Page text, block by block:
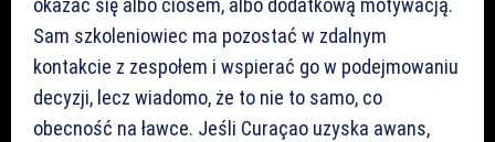
okazać się albo ciosem, albo dodatkową motywacją.
Sam szkoleniowiec ma pozostać w zdalnym
kontakcie z zespołem i wspierać go w podejmowaniu
decyzji, lecz wiadomo, że to nie to samo, co
obecność na ławce. Jeśli Curaçao uzyska awans,